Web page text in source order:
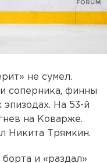
не сумел.
соперника, финны
На 53-й
на Коварже.
Никита Трямкин.
и «раздал»